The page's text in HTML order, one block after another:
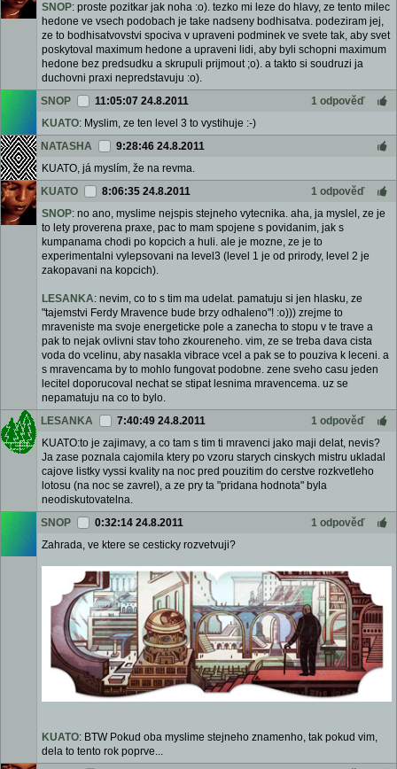
SNOP: proste pozitkar jak noha :o). tezko mi leze do hlavy, ze tento milec
hedone ve vsech podobach je take nadseny bodhisatva. podeziram jej,
ze to bodhisatvovstvi spociva v upraveni podminek ve svete tak, aby svet
poskytoval maximum hedone a upraveni lidi, aby byli schopni maximum
hedone bez predsudku a skrupuli prijmout ;o). a takto si soudruzi ja
duchovni praxi nepredstavuju :o).
SNOP
11:05:07 24.8.2011
1 odpověď
KUATO: Myslim, ze ten level 3 to vystihuje :-)
NATASHA
9:28:46 24.8.2011
KUATO, já myslím, že na revma.
KUATO
8:06:35 24.8.2011
1 odpověď
SNOP: no ano, myslime nejspis stejneho vytecnika. aha, ja myslel, ze je
to lety proverena praxe, pac to mam spojene s povidanim, jak s
kumpanama chodi po kopcich a huli. ale je mozne, ze je to
experimentalni vylepsovani na level3 (level 1 je od prirody, level 2 je
zakopavani na kopcich).
LESANKA: nevim, co to s tim ma udelat. pamatuju si jen hlasku, ze
"tajemstvi Ferdy Mravence bude brzy odhaleno"! :o))) zrejme to
mraveniste ma svoje energeticke pole a zanecha to stopu v te trave a
pak to nejak ovlivni stav toho zkoureneho. vim, ze se treba dava cista
voda do vcelinu, aby nasakla vibrace vcel a pak se to pouziva k leceni. a
s mravencama by to mohlo fungovat podobne. zene sveho casu jeden
lecitel doporucoval nechat se stipat lesnima mravencema. uz se
nepamatuju na co to bylo.
LESANKA
7:40:49 24.8.2011
1 odpověď
KUATO:to je zajimavy, a co tam s tim ti mravenci jako maji delat, nevis?
Ja zase poznala cajomila ktery po vzoru starych cinskych mistru ukladal
cajove listky vyssi kvality na noc pred pouzitim do cerstve rozkvetleho
lotosu (na noc se zavrel), a ze pry ta "pridana hodnota" byla
neodiskutovatelna.
SNOP
0:32:14 24.8.2011
1 odpověď
Zahrada, ve ktere se cesticky rozvetvuji?
KUATO: BTW Pokud oba myslime stejneho znamenho, tak pokud vim,
dela to tento rok poprve...